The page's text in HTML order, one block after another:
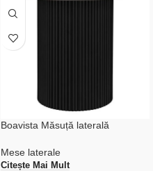
Boavista Măsuță laterală
Mese laterale
Citește Mai Mult